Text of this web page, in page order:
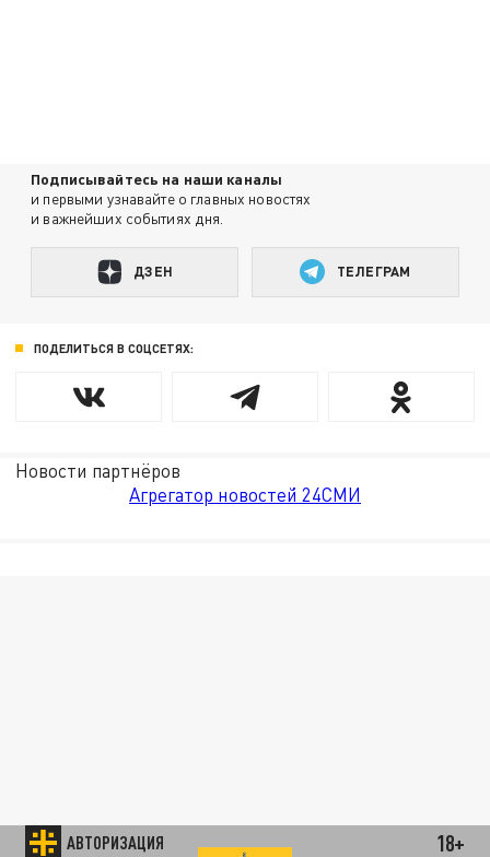
АВТОРИЗАЦИЯ 18+
Подписывайтесь на наши каналы
и первыми узнавайте о главных новостях
и важнейших событиях дня.
ДЗЕН ТЕЛЕГРАМ
ПОДЕЛИТЬСЯ В СОЦСЕТЯХ:
Новости партнёров
Агрегатор новостей 24СМИ